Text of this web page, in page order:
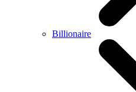
Billionaire